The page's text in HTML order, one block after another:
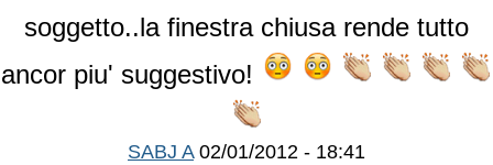
soggetto..la finestra chiusa rende tutto
ancor piu' suggestivo!
SABJ A02/01/2012 - 18:41